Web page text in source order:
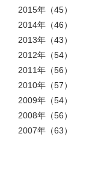
2015年 （45）
2014年 （46）
2013年 （43）
2012年 （54）
2011年 （56）
2010年 （57）
2009年 （54）
2008年 （56）
2007年 （63）